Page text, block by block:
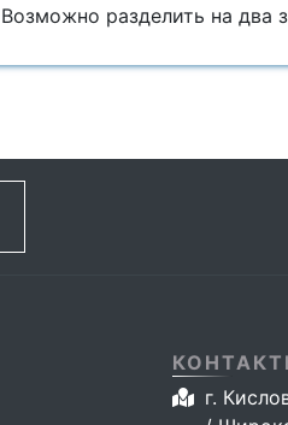
Возможно разделить на два
г.